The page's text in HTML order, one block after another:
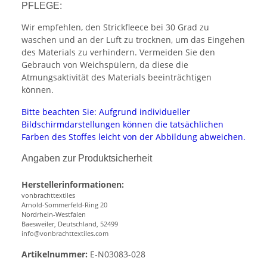
PFLEGE:
Wir empfehlen, den Strickfleece bei 30 Grad zu
waschen und an der Luft zu trocknen, um das Eingehen
des Materials zu verhindern. Vermeiden Sie den
Gebrauch von Weichspülern, da diese die
Atmungsaktivität des Materials beeinträchtigen
können.
Bitte beachten Sie: Aufgrund individueller
Bildschirmdarstellungen können die tatsächlichen
Farben des Stoffes leicht von der Abbildung abweichen.
Angaben zur Produktsicherheit
Herstellerinformationen:
vonbrachttextiles
Arnold-Sommerfeld-Ring 20
Nordrhein-Westfalen
Baesweiler, Deutschland, 52499
info@vonbrachttextiles.com
Artikelnummer: E-N03083-028